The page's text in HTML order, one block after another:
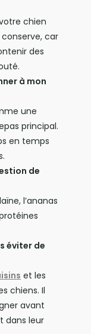
chien
conserve, car
des
à mon
une
principal.
en temps
de
l’ananas
éviter de
et les
chiens. Il
avant
dans leur